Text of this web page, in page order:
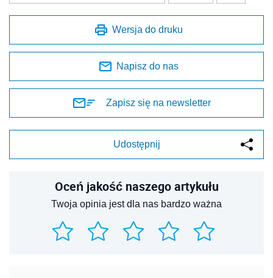
Wersja do druku
Napisz do nas
Zapisz się na newsletter
Udostępnij
Oceń jakość naszego artykułu
Twoja opinia jest dla nas bardzo ważna